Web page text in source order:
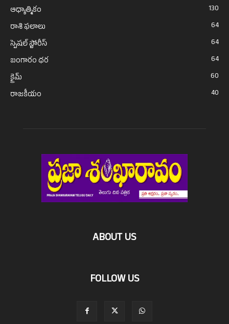
ఆధ్యాత్మికం
130
రాశి ఫలాలు
64
స్పెషల్ స్టోరీస్
64
బంగారం ధర
64
క్రైమ్
60
రాజకీయం
40
ABOUT US
FOLLOW US